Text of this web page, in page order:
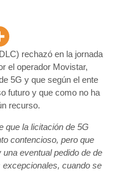
rechazó en la jornada
el operador Movistar,
5G y que según el ente
futuro y que como no ha
recurso.
que la licitación de 5G
contencioso, pero que
eventual pedido de de
cuando se